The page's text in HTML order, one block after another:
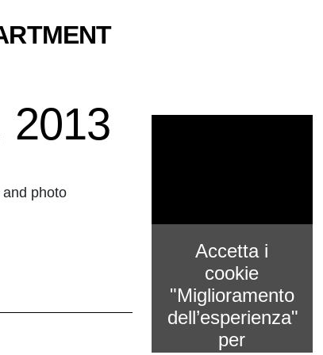
2013
photo
Accetta i
cookie
"Miglioramento
dell’esperienza"
per